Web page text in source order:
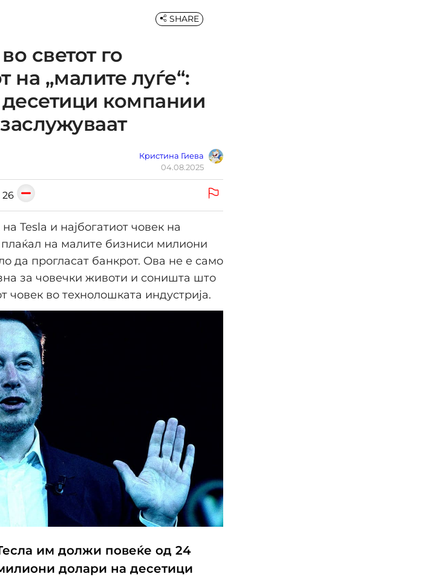
светот го
на „малите луѓе“:
компании
Кристина Гиева
04.08.2025
SHARE
26
Tesla и најбогатиот човек на
на малите бизниси милиони
да прогласат банкрот. Ова не е само
за човечки животи и соништа што
човек во технолошката индустрија.
им должи повеќе од 24
долари на десетици